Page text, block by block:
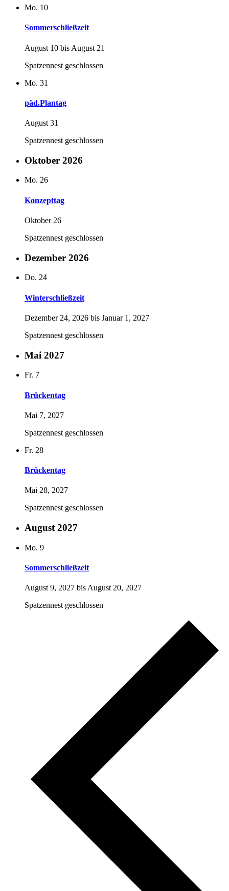
Mo. 10
Sommerschließzeit
August 10 bis August 21
Spatzennest geschlossen
Mo. 31
päd.Plantag
August 31
Spatzennest geschlossen
Oktober 2026
Mo. 26
Konzepttag
Oktober 26
Spatzennest geschlossen
Dezember 2026
Do. 24
Winterschließzeit
Dezember 24, 2026 bis Januar 1, 2027
Spatzennest geschlossen
Mai 2027
Fr. 7
Brückentag
Mai 7, 2027
Spatzennest geschlossen
Fr. 28
Brückentag
Mai 28, 2027
Spatzennest geschlossen
August 2027
Mo. 9
Sommerschließzeit
August 9, 2027 bisAugust 20, 2027
Spatzennest geschlossen